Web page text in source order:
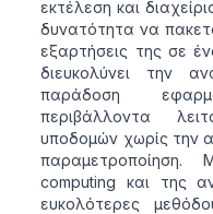
εκτέλεση και
δυνατότητα να
εξαρτήσεις της σε
διευκολύνει την
παράδοση
περιβάλλοντα
υποδομών χωρίς την
computing και της
ευκολότερες